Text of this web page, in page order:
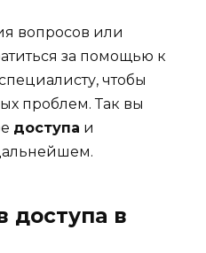
вопросов или
за помощью к
чтобы
проблем. Так вы
доступа и
доступа в